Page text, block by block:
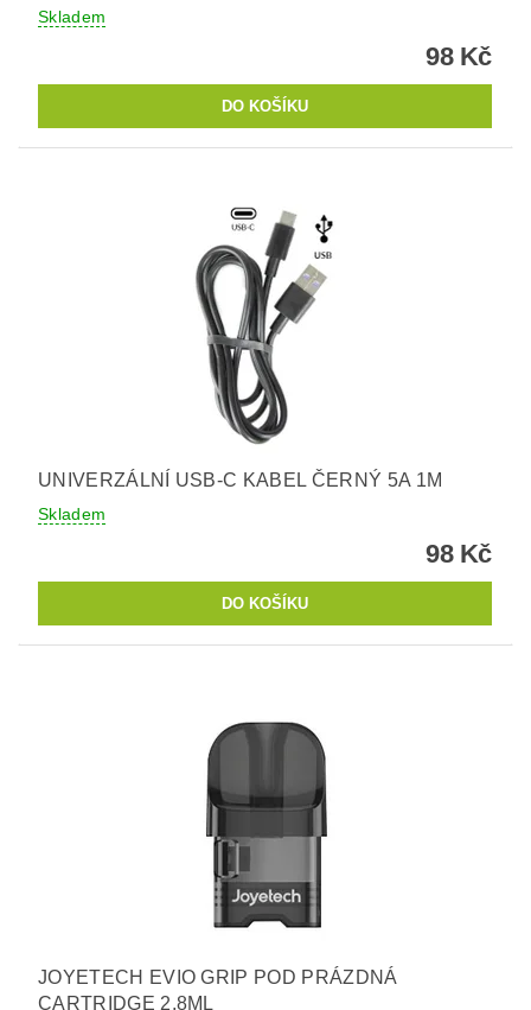
Skladem
98 Kč
UNIVERZÁLNÍ USB-C KABEL ČERNÝ 5A 1M
Skladem
98 Kč
JOYETECH EVIO GRIP POD PRÁZDNÁ
CARTRIDGE 2,8ML